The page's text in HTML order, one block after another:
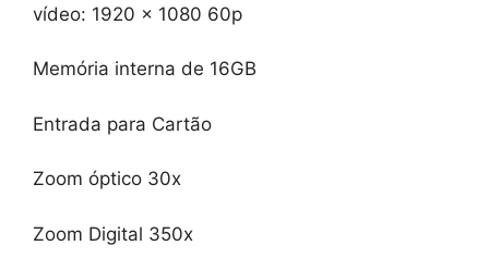
vídeo: 1920 x 1080 60p
Memória interna de 16GB
Entrada para Cartão
Zoom óptico 30x
Zoom Digital 350x